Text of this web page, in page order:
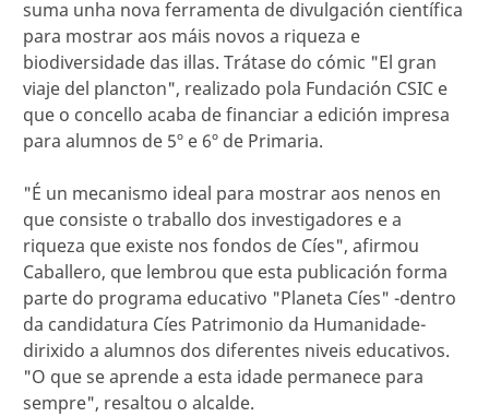
suma unha nova ferramenta de divulgación científica
para mostrar aos máis novos a riqueza e
biodiversidade das illas. Trátase do cómic "El gran
viaje del plancton", realizado pola Fundación CSIC e
que o concello acaba de financiar a edición impresa
para alumnos de 5º e 6º de Primaria.
"É un mecanismo ideal para mostrar aos nenos en
que consiste o traballo dos investigadores e a
riqueza que existe nos fondos de Cíes", afirmou
Caballero, que lembrou que esta publicación forma
parte do programa educativo "Planeta Cíes" -dentro
da candidatura Cíes Patrimonio da Humanidade-
dirixido a alumnos dos diferentes niveis educativos.
"O que se aprende a esta idade permanece para
sempre", resaltou o alcalde.